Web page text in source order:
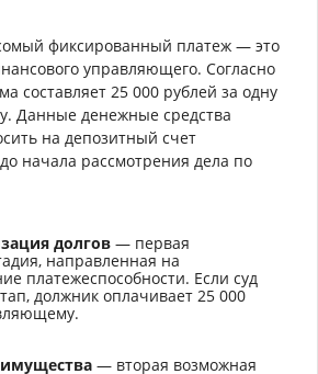
фиксированный платеж — это
управляющего. Согласно
составляет 25 000 рублей за одну
Данные денежные средства
на депозитный счет
начала рассмотрения дела по
долгов — первая
направленная на
платежеспособности. Если суд
должник оплачивает 25 000
— вторая возможная